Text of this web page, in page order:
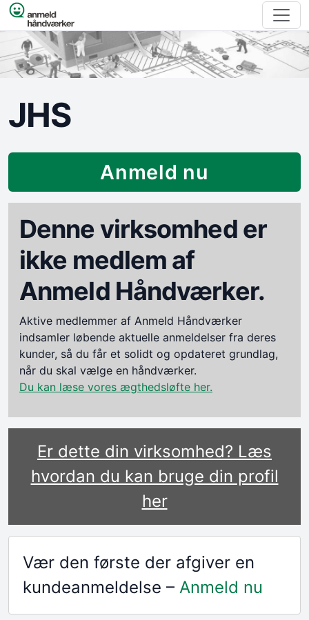
Spring til indhold
JHS
Anmeld nu
Denne virksomhed er
ikke medlem af
Anmeld Håndværker.
Aktive medlemmer af Anmeld Håndværker
indsamler løbende aktuelle anmeldelser fra deres
kunder, så du får et solidt og opdateret grundlag,
når du skal vælge en håndværker.
Du kan læse vores ægthedsløfte her.
Er dette din virksomhed? Læs
hvordan du kan bruge din profil
her
Vær den første der afgiver en
kundeanmeldelse – Anmeld nu